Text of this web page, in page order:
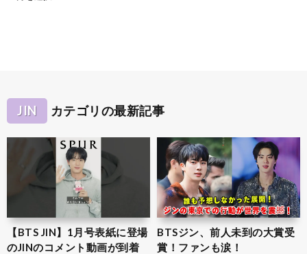
JIN カテゴリの最新記事
【BTS JIN】1月号表紙に登場
のJINのコメント動画が到着
BTSジン、前人未到の大賞受
賞！ファンも涙！